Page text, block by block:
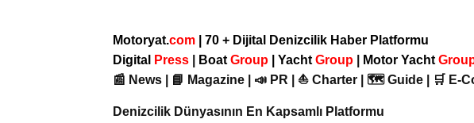
Motoryat.com | 70 + Dijital Denizcilik Haber Platformu
Digital
Press Boat Group Yacht Group Motor Yacht
📰 News | 📘 Magazine | 📣 PR | ⛵ Charter | 🗺️ Guide | 🛒 E-
Denizcilik Dünyasının En Kapsamlı Platformu